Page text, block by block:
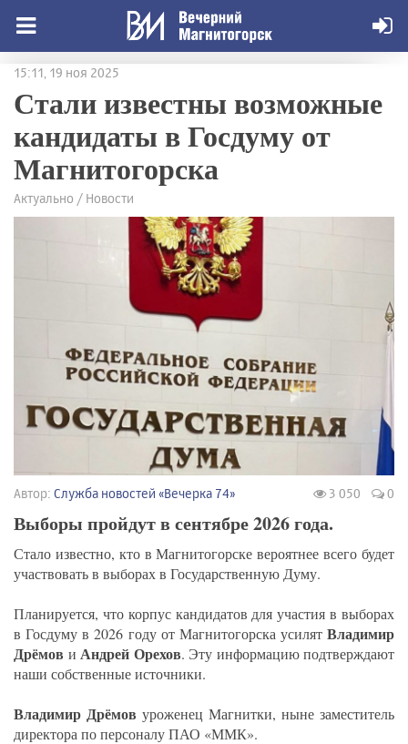
15:11, 19 ноя 2025
Стали известны возможные
кандидаты в Госдуму от
Магнитогорска
Актуально / Новости
Автор: Служба новостей «Вечерка 74» 3 050 0
Выборы пройдут в сентябре 2026 года.
Стало известно, кто в Магнитогорске вероятнее всего будет
участвовать в выборах в Государственную Думу.
Планируется, что корпус кандидатов для участия в выборах
в Госдуму в 2026 году от Магнитогорска усилят Владимир
Дрёмов и Андрей Орехов. Эту информацию подтверждают
наши собственные источники.
Владимир Дрёмов уроженец Магнитки, ныне заместитель
директора по персоналу ПАО «ММК».